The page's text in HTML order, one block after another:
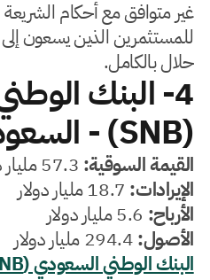
غير متوافق مع أحكام الشريعة
للمستثمرين الذين يسعون
حلال بالكامل.
4- البنك
(SNB) - السعودية
القيمة السوقية:
الإيرادات:
الأرباح:
الأصول:
البنك الوطني السعودي (SNB)